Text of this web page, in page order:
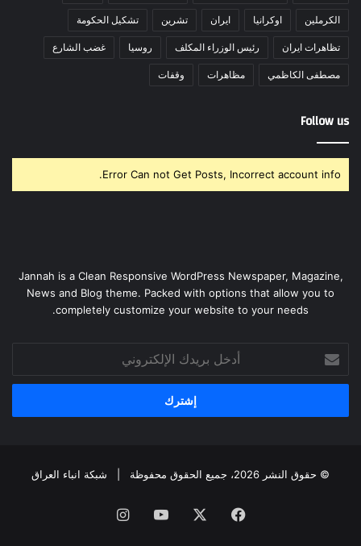
الكرملين اوكرانيا ايران تشرين تشكيل الحكومة
تظاهرات ايران رئيس الوزراء المكلف روسيا غضب الشارع
مصطفى الكاظمي مظاهرات وقفات
Follow us
Error Can not Get Posts, Incorrect account info.
Jannah is a Clean Responsive WordPress Newspaper, Magazine,
News and Blog theme. Packed with options that allow you to
completely customize your website to your needs.
بريدك
الإلكتروني
© حقوق النشر 2026، جميع الحقوق محفوظة | شبكة انباء العراق
فيسبوك ‫YouTubeانستقرام